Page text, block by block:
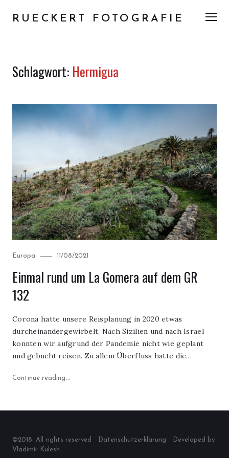
RUECKERT FOTOGRAFIE
Schlagwort: Hermigua
Category
Europa
Posted
11/08/2021
Einmal rund um La Gomera auf dem GR
132
Corona hatte unsere Reisplanung in 2020 etwas
durcheinandergewirbelt. Nach Sizilien und nach Israel
konnten wir aufgrund der Pandemie nicht wie geplant
und gebucht reisen. Zu allem Überfluss hatte die…
Continue reading
©2018. All rights reserved Datenschutzerklärung
Developed by
Vladimir Kulesh